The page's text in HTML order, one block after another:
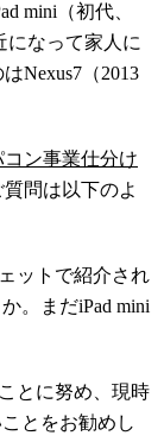
mini（初代、
になって家人に
Nexus7（2013
コン事業仕分け
問は以下のよ
ットで紹介され
。まだiPad mini
とに努め、現時
とをお勧めし